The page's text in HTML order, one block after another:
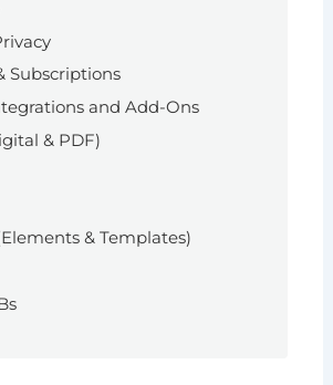
Subscriptions
and Add-Ons
& PDF)
& Templates)